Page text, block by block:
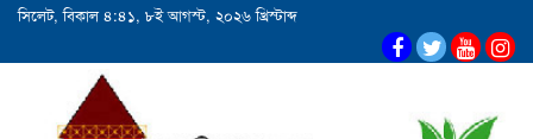
সিলেট, বিকাল ৪:৪১, ৮ই আগস্ট, ২০২৬ খ্রিস্টাব্দ